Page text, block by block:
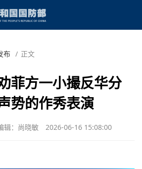
布 / 正文
菲方一小撮反华分
势的作秀表演
辑：尚晓敏 2026-06-16 15:08:00